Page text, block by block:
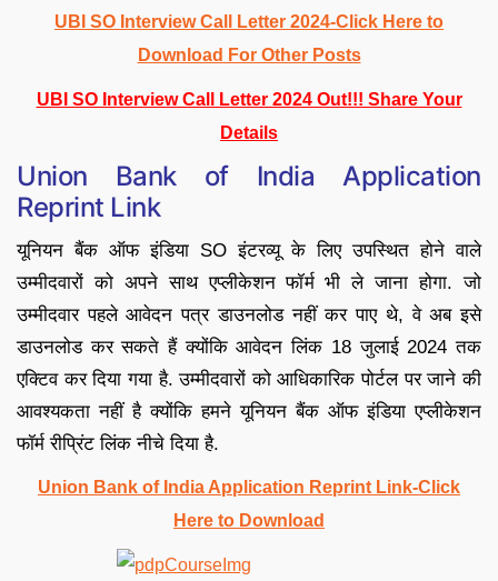
UBI SO Interview Call Letter 2024-Click Here to
Download For Other Posts
UBI SO Interview Call Letter 2024 Out!!! Share Your
Details
Union Bank of India Application
Reprint Link
यूनियन बैंक ऑफ इंडिया SO इंटरव्यू के लिए उपस्थित होने वाले
उम्मीदवारों को अपने साथ एप्लीकेशन फॉर्म भी ले जाना होगा. जो
उम्मीदवार पहले आवेदन पत्र डाउनलोड नहीं कर पाए थे, वे अब इसे
डाउनलोड कर सकते हैं क्योंकि आवेदन लिंक 18 जुलाई 2024 तक
एक्टिव कर दिया गया है. उम्मीदवारों को आधिकारिक पोर्टल पर जाने की
आवश्यकता नहीं है क्योंकि हमने यूनियन बैंक ऑफ इंडिया एप्लीकेशन
फॉर्म रीप्रिंट लिंक नीचे दिया है.
Union Bank of India Application Reprint Link-Click
Here to Download